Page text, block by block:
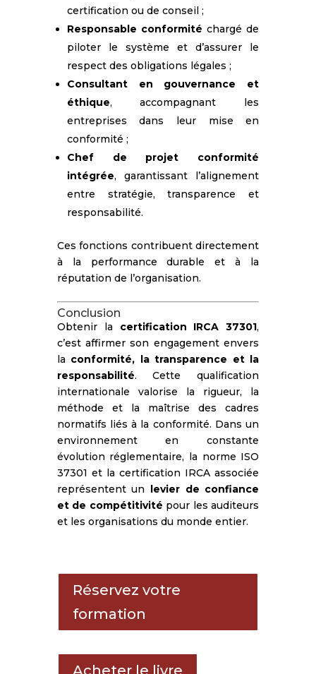
certification ou de conseil ;
Responsable conformité chargé de
piloter le système et d’assurer le
respect des obligations légales ;
Consultant en gouvernance et
éthique, accompagnant les
entreprises dans leur mise en
conformité ;
Chef de projet conformité
intégrée, garantissant l’alignement
entre stratégie, transparence et
responsabilité.
Ces fonctions contribuent directement
à la performance durable et à la
réputation de l’organisation.
Conclusion
Obtenir la certification IRCA 37301,
c’est affirmer son engagement envers
la conformité, la transparence et la
responsabilité. Cette qualification
internationale valorise la rigueur, la
méthode et la maîtrise des cadres
normatifs liés à la conformité. Dans un
environnement en constante
évolution réglementaire, la norme ISO
37301 et la certification IRCA associée
représentent un levier de confiance
et de compétitivité pour les auditeurs
et les organisations du monde entier.
Réservez votre
formation
Acheter le livre